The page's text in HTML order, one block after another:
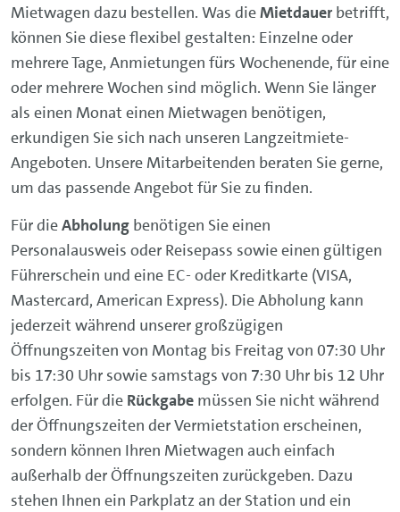
Mietwagen dazu bestellen. Was dieMietdauer betrifft,
können Sie diese flexibel gestalten: Einzelne oder
mehrere Tage, Anmietungen fürs Wochenende, für eine
oder mehrere Wochen sind möglich. Wenn Sie länger
als einen Monat einen Mietwagen benötigen,
erkundigen Sie sich nach unseren Langzeitmiete-
Angeboten. Unsere Mitarbeitenden beraten Sie gerne,
um das passende Angebot für Sie zu finden.
Für dieAbholung benötigen Sie einen
Personalausweis oder Reisepass sowie einen gültigen
Führerschein und eine EC- oder Kreditkarte (VISA,
Mastercard, American Express). Die Abholung kann
jederzeit während unserer großzügigen
Öffnungszeiten von Montag bis Freitag von 07:30 Uhr
bis 17:30 Uhr sowie samstags von 7:30 Uhr bis 12 Uhr
erfolgen. Für die Rückgabe müssen Sie nicht während
der Öffnungszeiten der Vermietstation erscheinen,
sondern können Ihren Mietwagen auch einfach
außerhalb der Öffnungszeiten zurückgeben. Dazu
stehen Ihnen ein Parkplatz an der Station und ein